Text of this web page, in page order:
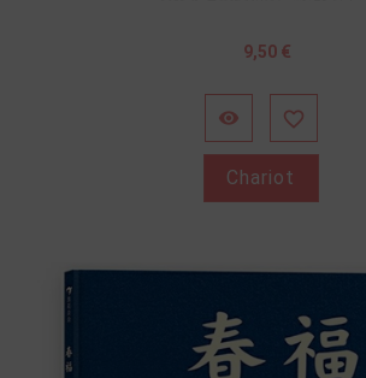
Prix
9,50 €
 
Chariot